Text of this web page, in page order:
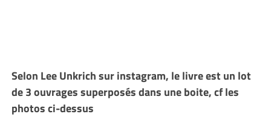
Selon Lee Unkrich sur instagram, le livre est un lot
de 3 ouvrages superposés dans une boite, cf les
photos ci-dessus